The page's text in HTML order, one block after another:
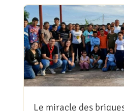
Le miracle des